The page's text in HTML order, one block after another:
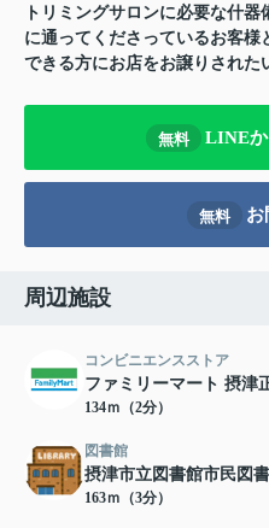
トリミングサロンに必要な什
に通ってくださっているお客
できる方にお店をお譲りされた
無料 LINEか
無料 お
周辺施設
コンビニエンスストア
ファミリーマート 摂津
134ｍ（2分）
図書館
摂津市立図書館市民図
163ｍ（3分）